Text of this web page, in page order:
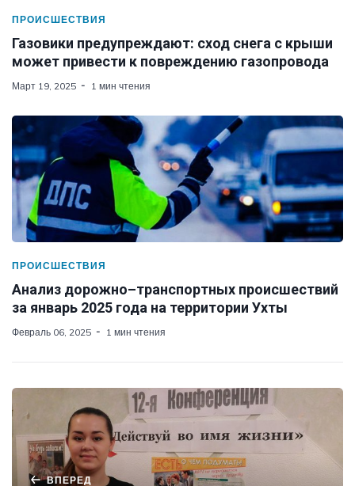
ПРОИСШЕСТВИЯ
Газовики предупреждают: сход снега с крыши
может привести к повреждению газопровода
Март 19, 2025 1 мин чтения
ПРОИСШЕСТВИЯ
Анализ дорожно–транспортных происшествий
за январь 2025 года на территории Ухты
Февраль 06, 2025 1 мин чтения
ВПЕРЕД